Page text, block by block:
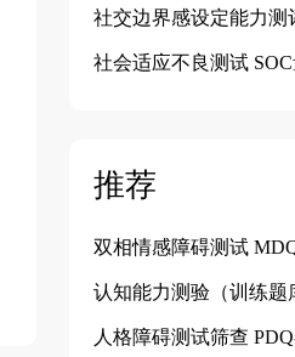
社交边界感设定能力测评（不被人情绑架、不
社会适应不良测试 SOC量
推荐
双相情感障碍测试 MDQ量表
认知能力测验（训练题
人格障碍测试筛查 PDQ-4+量表